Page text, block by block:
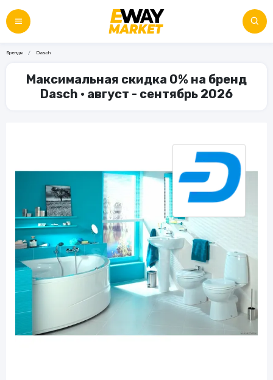
Бренды Dasch
Максимальная скидка 0% на бренд
Dasch • август - сентябрь 2026